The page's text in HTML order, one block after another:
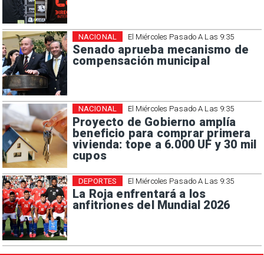
El Miércoles Pasado A Las 9:35
Senado aprueba mecanismo de
compensación municipal
NACIONAL
El Miércoles Pasado A Las 9:35
Proyecto de Gobierno amplía
beneficio para comprar primera
vivienda: tope a 6.000 UF y 30 mil
cupos
NACIONAL
El Miércoles Pasado A Las 9:35
La Roja enfrentará a los
anfitriones del Mundial 2026
DEPORTES